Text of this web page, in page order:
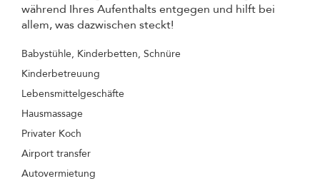
während Ihres Aufenthalts entgegen und hilft bei
allem, was dazwischen steckt!
Babystühle, Kinderbetten, Schnüre
Kinderbetreuung
Lebensmittelgeschäfte
Hausmassage
Privater Koch
Airport transfer
Autovermietung